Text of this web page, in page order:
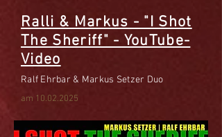
Ralli & Markus - "I Shot
The Sheriff" - YouTube-
Video
Ralf Ehrbar & Markus Setzer Duo
am 10.02.2025